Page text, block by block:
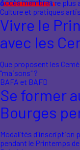
Accès membres
de rendre la lecture plus
Culture et pratiques
Vivre le
avec les
Que proposent les
"maisons" ?
BAFA et BAFD
Se former
Bourges
Modalités d'inscription
pendant le Printemps